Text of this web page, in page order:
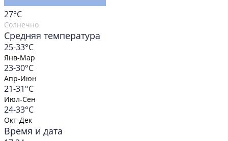
27°C
Солнечно
Средняя температура
25-33°C
Янв-Мар
23-30°C
Апр-Июн
21-31°C
Июл-Сен
24-33°C
Окт-Дек
Время и дата